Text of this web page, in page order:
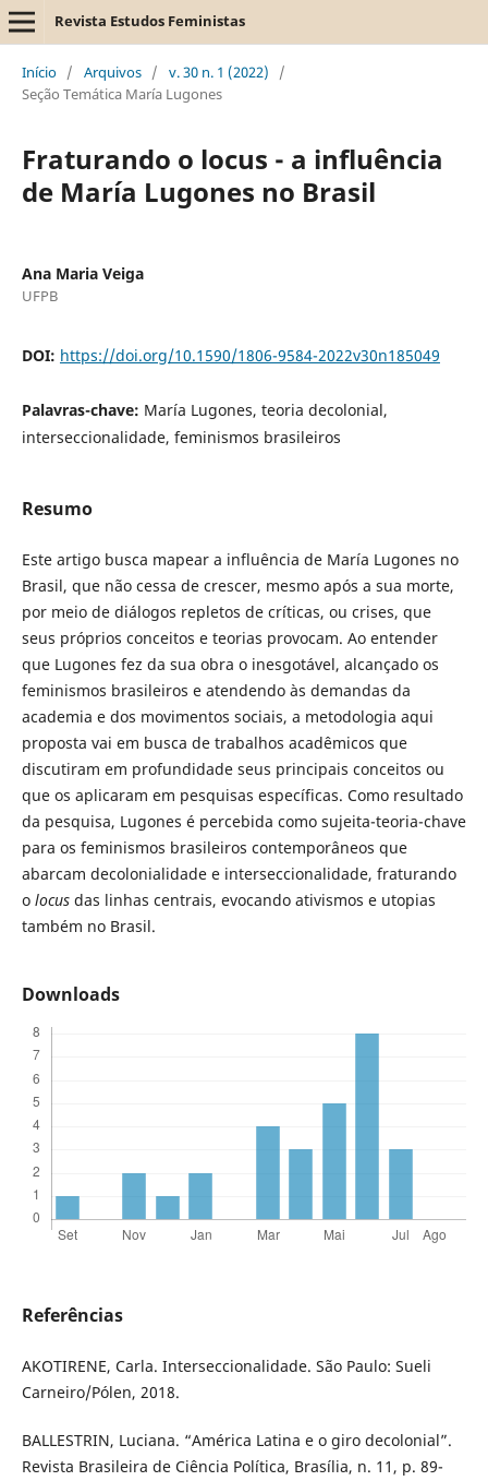
Revista Estudos Feministas
Início / Arquivos / v. 30 n. 1 (2022)
/
Seção Temática María Lugones
Fraturando o locus - a influência
de María Lugones no Brasil
Ana Maria Veiga
UFPB
DOI: https://doi.org/10.1590/1806-9584-2022v30n185049
Palavras-chave: María Lugones, teoria decolonial,
interseccionalidade, feminismos brasileiros
Resumo
Este artigo busca mapear a influência de María Lugones no
Brasil, que não cessa de crescer, mesmo após a sua morte,
por meio de diálogos repletos de críticas, ou crises, que
seus próprios conceitos e teorias provocam. Ao entender
que Lugones fez da sua obra o inesgotável, alcançado os
feminismos brasileiros e atendendo às demandas da
academia e dos movimentos sociais, a metodologia aqui
proposta vai em busca de trabalhos acadêmicos que
discutiram em profundidade seus principais conceitos ou
que os aplicaram em pesquisas específicas. Como resultado
da pesquisa, Lugones é percebida como sujeita-teoria-chave
para os feminismos brasileiros contemporâneos que
abarcam decolonialidade e interseccionalidade, fraturando
o locusdas linhas centrais, evocando ativismos e utopias
também no Brasil.
Downloads
Referências
AKOTIRENE, Carla. Interseccionalidade. São Paulo: Sueli
Carneiro/Pólen, 2018.
BALLESTRIN, Luciana. “América Latina e o giro decolonial”.
Revista Brasileira de Ciência Política, Brasília, n. 11, p. 89-